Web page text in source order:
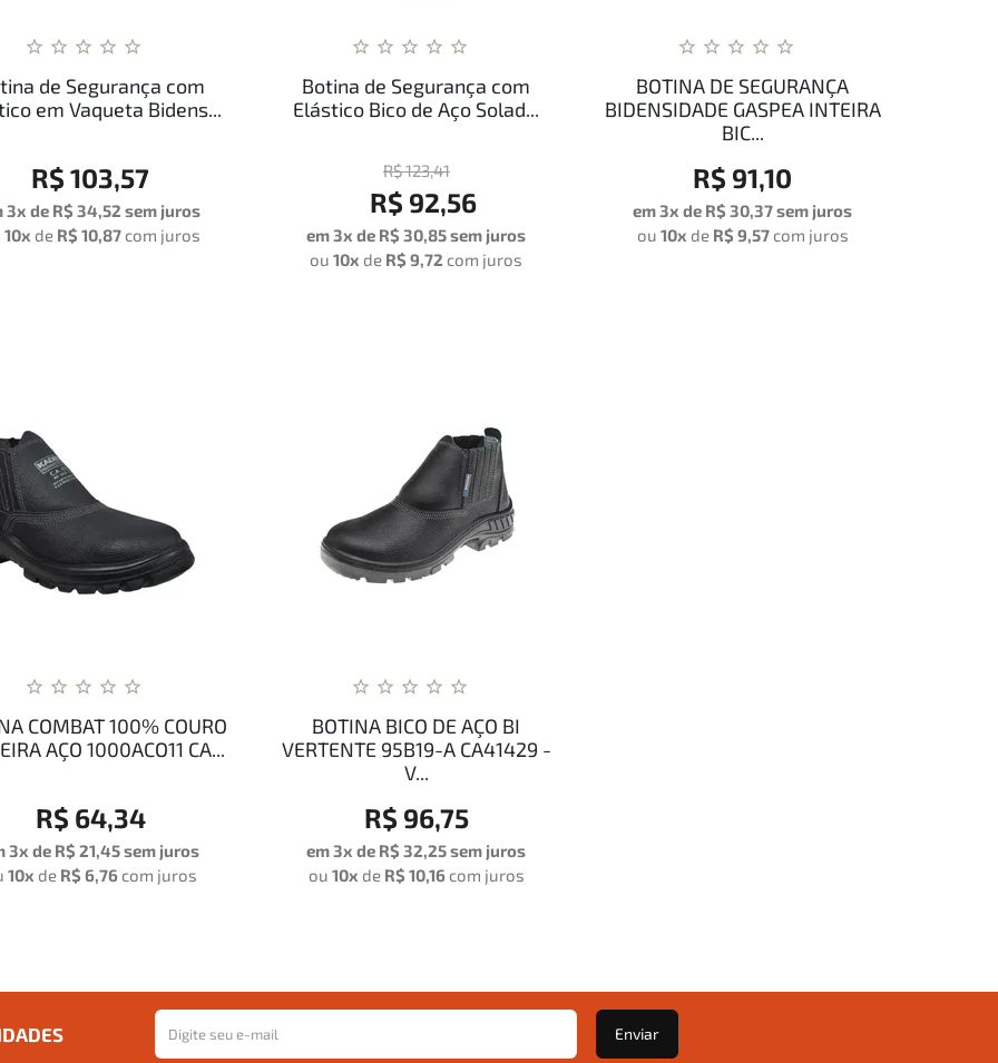
de Segurança com
em Vaqueta Bidens...
R$ 103,57
3x de R$ 34,52 sem juros
10x de R$ 10,87 com juros
Botina de Segurança com
Elástico Bico de Aço Solad...
R$ 123,41
R$ 92,56
em 3x de R$ 30,85 sem juros
ou10x de R$ 9,72 com juros
BOTINA DE SEGURANÇA
BIDENSIDADE GASPEA INTEIRA
BIC...
R$ 91,10
em 3x de R$ 30,37sem juros
ou 10x de R$ 9,57 com juros
COMBAT 100% COURO
AÇO 1000ACO11 CA...
R$ 64,34
3x de R$ 21,45sem juros
10x de R$ 6,76 com juros
BOTINA BICO DE AÇO BI
VERTENTE 95B19-A CA41429 -
V...
R$ 96,75
em 3x de R$ 32,25sem juros
ou 10x de R$ 10,16 com juros
Enviar